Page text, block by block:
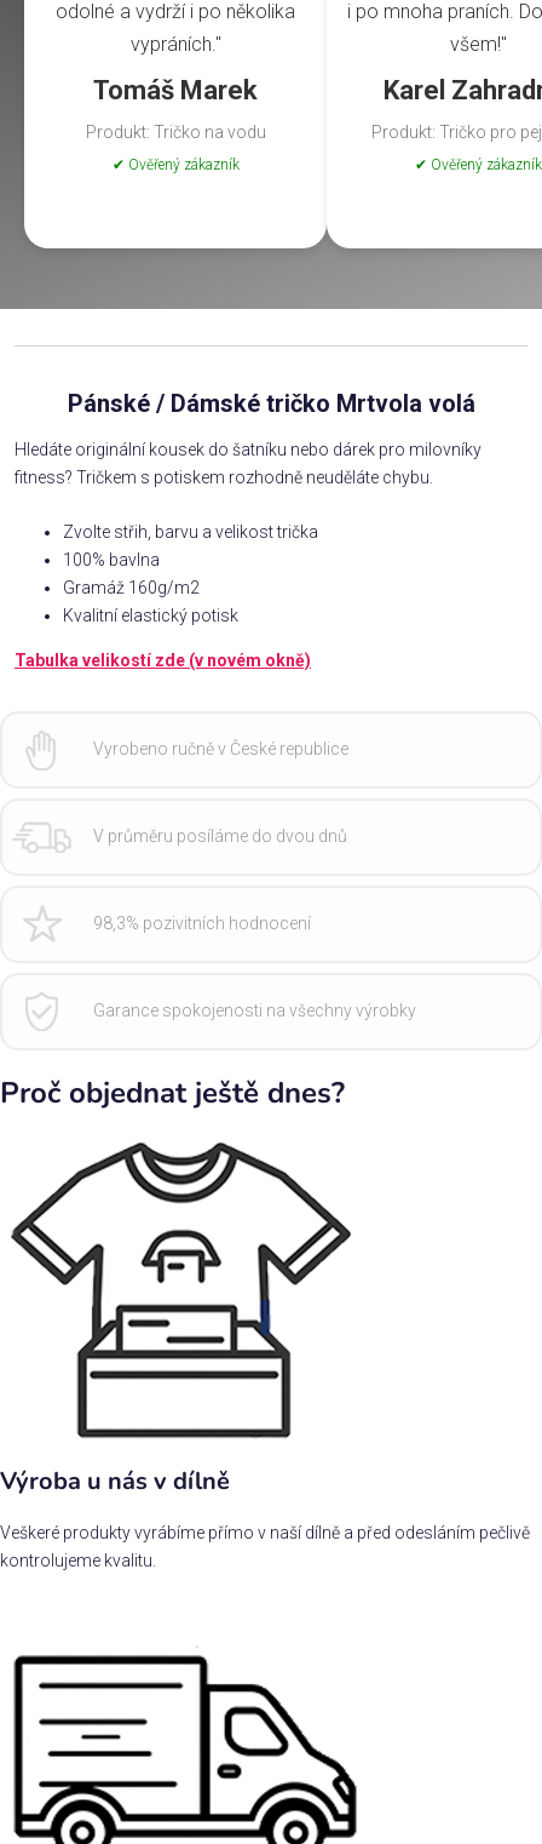
odolné a vydrží i po několika
vypráních."
Tomáš Marek
Produkt: Tričko na vodu
✔ Ověřený zákazník
i po mnoha praních.
všem!"
Karel
Produkt: Tričko pro
✔ Ověřený zákazník
Pánské / Dámské tričko Mrtvola volá
Hledáte originální kousek do šatníku nebo dárek pro milovníky
fitness? Tričkem s potiskem rozhodně neuděláte chybu.
Zvolte střih, barvu a velikost trička
100% bavlna
Gramáž 160g/m2
Kvalitní elastický potisk
Tabulka velikostí zde (v novém okně)
Vyrobeno ručně v České republice
V průměru posíláme do dvou dnů
98,3% pozivitních hodnocení
Garance spokojenosti na všechny výrobky
Proč objednat ještě dnes?
Výroba u nás v dílně
Veškeré produkty vyrábíme přímo v naší dílně a před odesláním pečlivě
kontrolujeme kvalitu.